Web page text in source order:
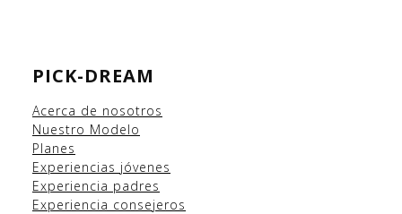
PICK-DREAM
Acerca de nosotros
Nuestro Modelo
Planes
Experiencias jóvenes
Experiencia padres
Experiencia consejeros